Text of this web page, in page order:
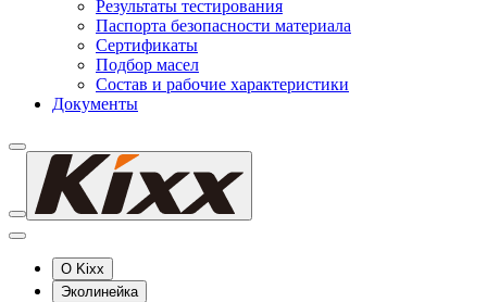
Результаты тестирования
Паспорта безопасности материала
Сертификаты
Подбор масел
Состав и рабочие характеристики
Документы
О Kixx
Эколинейка